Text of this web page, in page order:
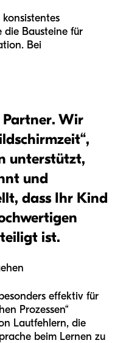
die Bausteine für
Bei
Partner. Wir
unterstützt,
und
dass Ihr Kind
ist.
effektiv für
Prozessen“
Lautfehlern, die
beim Lernen zu